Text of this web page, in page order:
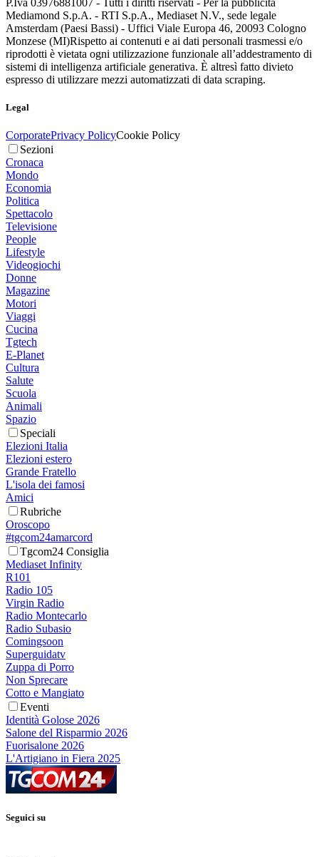
Mediamond S.p.A. - RTI S.p.A., Mediaset N.V., sede legale
Amsterdam (Paesi Bassi) - Uffici Viale Europa 46, 20093 Cologno
Monzese (MI)Rispetto ai contenuti e ai dati personali trasmessi e/o
riprodotti è vietata ogni utilizzazione funzionale all’addestramento di
sistemi di intelligenza artificiale generativa. È altresì fatto divieto
espresso di utilizzare mezzi automatizzati di data scraping.
Legal
CorporatePrivacy PolicyCookie Policy
Sezioni
Cronaca
Mondo
Economia
Politica
Spettacolo
Televisione
People
Lifestyle
Videogiochi
Donne
Magazine
Motori
Viaggi
Cucina
Tgtech
E-Planet
Cultura
Salute
Scuola
Animali
Spazio
Speciali
Elezioni Italia
Elezioni estero
Grande Fratello
L'isola dei famosi
Amici
Rubriche
Oroscopo
#tgcom24amarcord
Tgcom24 Consiglia
Mediaset Infinity
R101
Radio 105
Virgin Radio
Radio Montecarlo
Radio Subasio
Comingsoon
Superguidatv
Zuppa di Porro
Non Sprecare
Cotto e Mangiato
Eventi
Identità Golose 2026
Salone del Risparmio 2026
Fuorisalone 2026
L'Artigiano in Fiera 2025
Seguici su